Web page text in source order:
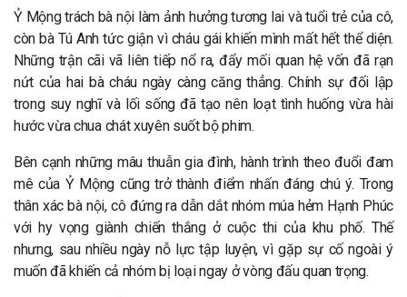
Ỷ Mộng trách bà nội làm ảnh hưởng tương lai và tuổi trẻ của cô,
còn bà Tú Anh tức giận vì cháu gái khiến mình mất hết thể diện.
Những trận cãi vã liên tiếp nổ ra, đẩy mối quan hệ vốn đã rạn
nứt của hai bà cháu ngày càng căng thẳng. Chính sự đối lập
trong suy nghĩ và lối sống đã tạo nên loạt tình huống vừa hài
hước vừa chua chát xuyên suốt bộ phim.
Bên cạnh những mâu thuẫn gia đình, hành trình theo đuổi đam
mê của Ỷ Mộng cũng trở thành điểm nhấn đáng chú ý. Trong
thân xác bà nội, cô đứng ra dẫn dắt nhóm múa hẻm Hạnh Phúc
với hy vọng giành chiến thắng ở cuộc thi của khu phố. Thế
nhưng, sau nhiều ngày nỗ lực tập luyện, vì gặp sự cố ngoài ý
muốn đã khiến cả nhóm bị loại ngay ở vòng đấu quan trọng.